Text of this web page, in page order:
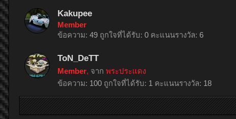
Kakupee
Member
ข้อความ: 49 ถูกใจที่ได้รับ: 0 คะแนนรางวัล: 6
ToN_DeTT
Member, จาก พระประแดง
ข้อความ: 100 ถูกใจที่ได้รับ: 1 คะแนนรางวัล: 18